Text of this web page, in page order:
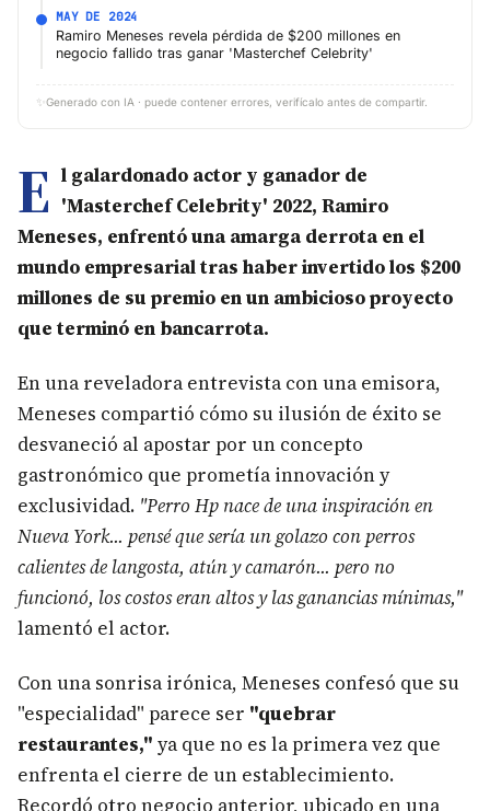
MAY DE 2024
Ramiro Meneses revela pérdida de $200 millones en
negocio fallido tras ganar 'Masterchef Celebrity'
✨ Generado con IA · puede contener errores, verifícalo antes de compartir.
E l galardonado actor y ganador de
'Masterchef Celebrity' 2022, Ramiro
Meneses, enfrentó una amarga derrota en el
mundo empresarial tras haber invertido los $200
millones de su premio en un ambicioso proyecto
que terminó en bancarrota.
En una reveladora entrevista con una emisora,
Meneses compartió cómo su ilusión de éxito se
desvaneció al apostar por un concepto
gastronómico que prometía innovación y
exclusividad. "Perro Hp nace de una inspiración en
Nueva York... pensé que sería un golazo con perros
calientes de langosta, atún y camarón... pero no
funcionó, los costos eran altos y las ganancias mínimas,"
lamentó el actor.
Con una sonrisa irónica, Meneses confesó que su
"especialidad" parece ser "quebrar
restaurantes," ya que no es la primera vez que
enfrenta el cierre de un establecimiento.
Recordó otro negocio anterior, ubicado en una